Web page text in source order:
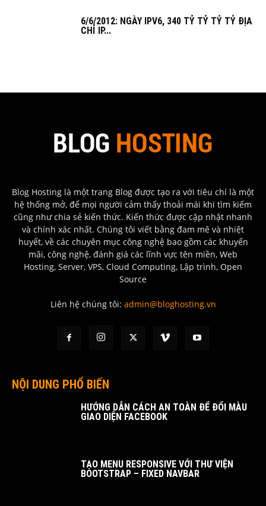
6/6/2012: NGÀY IPV6, 340 TỶ TỶ TỶ TỶ ĐỊA
CHỈ IP...
Blog Hosting là một trang Blog được tạo ra với tiêu chí là một
hệ thống mở, để mọi người cảm thấy thoải mái khi tìm kiếm
cũng như chia sẻ kiến thức. Kiến thức được cập nhật nhanh
và chính xác nhất. Chúng tôi viết bằng đam mê và nhiệt
huyết, về các chuyên mục công nghệ bao gồm các khuyến
mãi, công nghệ, đánh giá các lĩnh vực tên miền, Web
Hosting, Server, VPS, Cloud Computing, Lập trình, Open
Source
Liên hệ chúng tôi: admin@bloghosting.vn
NỘI DUNG PHỔ BIẾN
HƯỚNG DẪN CÁCH AN TOÀN ĐỂ ĐỔI MÀU
GIAO DIỆN FACEBOOK
TẠO MENU RESPONSIVE VỚI THƯ VIỆN
BOOTSTRAP – FIXED NAVBAR